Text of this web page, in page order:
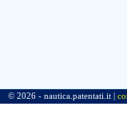
© 2026 - nautica.patentati.it |